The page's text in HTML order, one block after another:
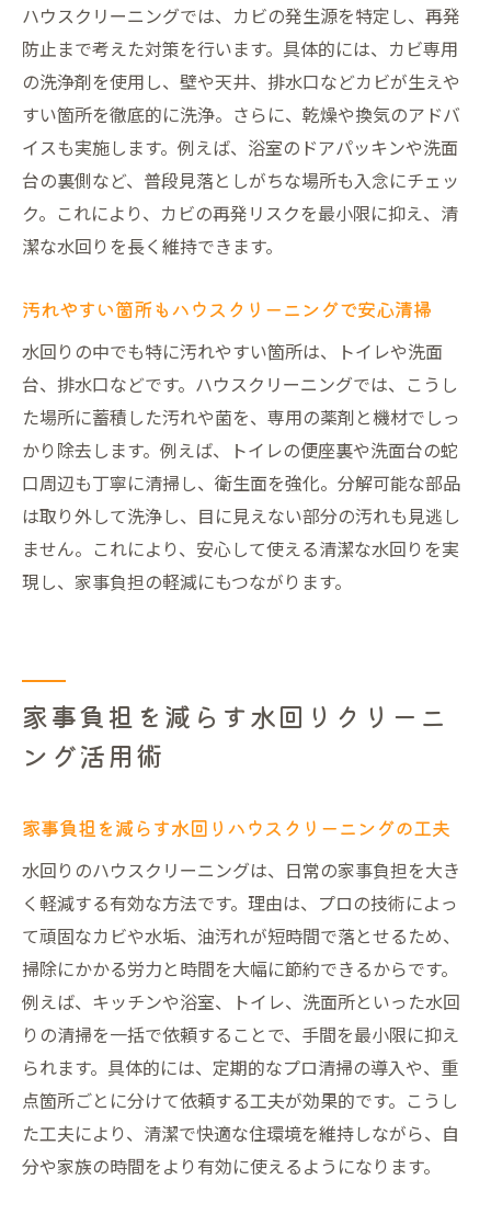
ハウスクリーニングでは、カビの発生源を特定し、再発
防止まで考えた対策を行います。具体的には、カビ専用
の洗浄剤を使用し、壁や天井、排水口などカビが生えや
すい箇所を徹底的に洗浄。さらに、乾燥や換気のアドバ
イスも実施します。例えば、浴室のドアパッキンや洗面
台の裏側など、普段見落としがちな場所も入念にチェッ
ク。これにより、カビの再発リスクを最小限に抑え、清
潔な水回りを長く維持できます。
汚れやすい箇所もハウスクリーニングで安心清掃
水回りの中でも特に汚れやすい箇所は、トイレや洗面
台、排水口などです。ハウスクリーニングでは、こうし
た場所に蓄積した汚れや菌を、専用の薬剤と機材でしっ
かり除去します。例えば、トイレの便座裏や洗面台の蛇
口周辺も丁寧に清掃し、衛生面を強化。分解可能な部品
は取り外して洗浄し、目に見えない部分の汚れも見逃し
ません。これにより、安心して使える清潔な水回りを実
現し、家事負担の軽減にもつながります。
家事負担を減らす水回りクリーニ
ング活用術
家事負担を減らす水回りハウスクリーニングの工夫
水回りのハウスクリーニングは、日常の家事負担を大き
く軽減する有効な方法です。理由は、プロの技術によっ
て頑固なカビや水垢、油汚れが短時間で落とせるため、
掃除にかかる労力と時間を大幅に節約できるからです。
例えば、キッチンや浴室、トイレ、洗面所といった水回
りの清掃を一括で依頼することで、手間を最小限に抑え
られます。具体的には、定期的なプロ清掃の導入や、重
点箇所ごとに分けて依頼する工夫が効果的です。こうし
た工夫により、清潔で快適な住環境を維持しながら、自
分や家族の時間をより有効に使えるようになります。